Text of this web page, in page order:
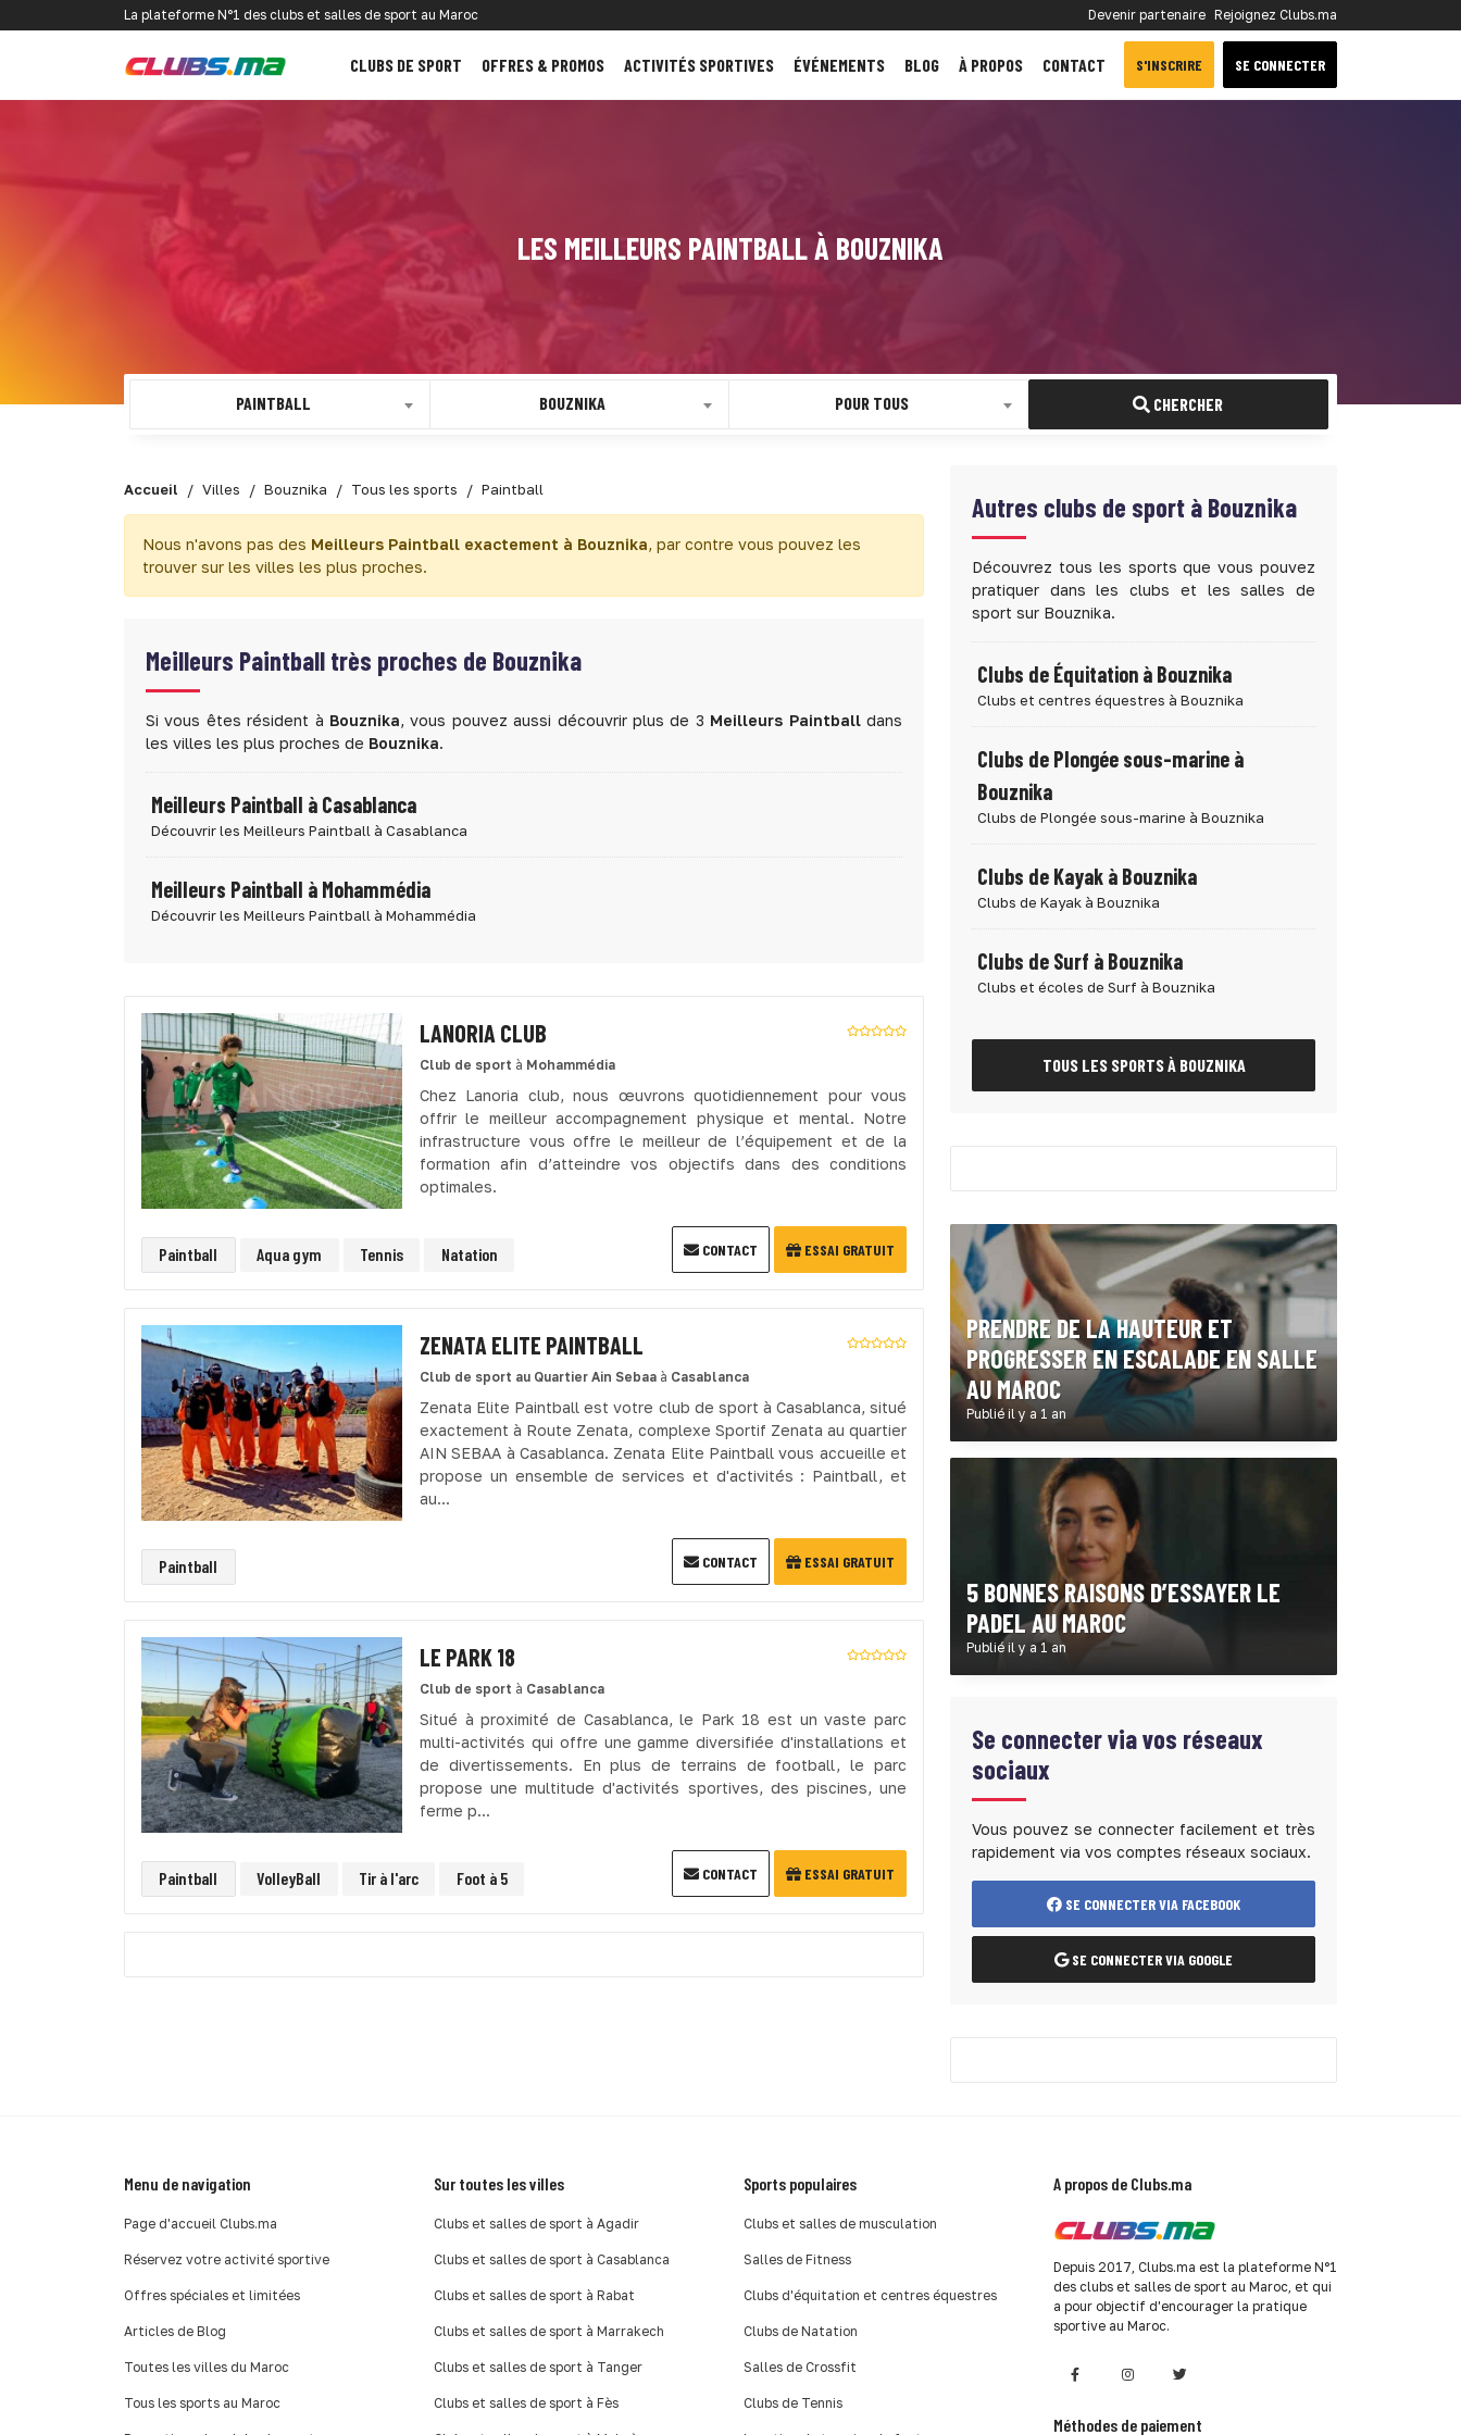
La plateforme N°1 des clubs et salles de sport au Maroc Devenir partenaire Rejoignez Clubs.ma
CLUBS DE SPORT OFFRES & PROMOS ACTIVITÉS SPORTIVES ÉVÉNEMENTS BLOG À PROPOS CONTACT S'INSCRIRE SE CONNECTER
LES MEILLEURS PAINTBALL À BOUZNIKA
PAINTBALL BOUZNIKA POUR TOUS CHERCHER
Accueil Villes Bouznika Tous les sports Paintball
Nous n'avons pas des Meilleurs Paintball exactement à Bouznika, par contre vous pouvez les
trouver sur les villes les plus proches.
Meilleurs Paintball très proches de Bouznika
Si vous êtes résident à Bouznika, vous pouvez aussi découvrir plus de 3 Meilleurs Paintballdans
les villes les plus proches de Bouznika.
Meilleurs Paintball à Casablanca
Découvrir les Meilleurs Paintball à Casablanca
Meilleurs Paintball à Mohammédia
Découvrir les Meilleurs Paintball à Mohammédia
LANORIA CLUB
Club de sport à Mohammédia
Chez Lanoria club, nous œuvrons quotidiennement pour vous
offrir le meilleur accompagnement physique et mental. Notre
infrastructure vous offre le meilleur de l’équipement et de la
formation afin d’atteindre vos objectifs dans des conditions
optimales.
Paintball Aqua gym Tennis Natation CONTACT ESSAI GRATUIT
ZENATA ELITE PAINTBALL
Club de sport au Quartier Ain Sebaa à Casablanca
Zenata Elite Paintball est votre club de sport à Casablanca, situé
exactement à Route Zenata, complexe Sportif Zenata au quartier
AIN SEBAA à Casablanca. Zenata Elite Paintball vous accueille et
propose un ensemble de services et d'activités : Paintball, et
au...
Paintball CONTACT ESSAI GRATUIT
LE PARK 18
Club de sport à Casablanca
Situé à proximité de Casablanca, le Park 18 est un vaste parc
multi-activités qui offre une gamme diversifiée d'installations et
de divertissements. En plus de terrains de football, le parc
propose une multitude d'activités sportives, des piscines, une
ferme p...
Paintball VolleyBall Tir à l'arc Foot à 5 CONTACT ESSAI GRATUIT
Autres clubs de sport à Bouznika
Découvrez tous les sports que vous pouvez
pratiquer dans les clubs et les salles de
sport sur Bouznika.
Clubs de Équitation à Bouznika
Clubs et centres équestres à Bouznika
Clubs de Plongée sous-marine à
Bouznika
Clubs de Plongée sous-marine à Bouznika
Clubs de Kayak à Bouznika
Clubs de Kayak à Bouznika
Clubs de Surf à Bouznika
Clubs et écoles de Surf à Bouznika
TOUS LES SPORTS À BOUZNIKA
PRENDRE DE LA HAUTEUR ET
PROGRESSER EN ESCALADE EN SALLE
AU MAROC
Publié il y a 1 an
5 BONNES RAISONS D’ESSAYER LE
PADEL AU MAROC
Publié il y a 1 an
Se connecter via vos réseaux
sociaux
Vous pouvez se connecter facilement et très
rapidement via vos comptes réseaux sociaux.
SE CONNECTER VIA FACEBOOK
SE CONNECTER VIA GOOGLE
Menu de navigation
Page d'accueil Clubs.ma
Réservez votre activité sportive
Offres spéciales et limitées
Articles de Blog
Toutes les villes du Maroc
Tous les sports au Maroc
Sur toutes les villes
Clubs et salles de sport à Agadir
Clubs et salles de sport à Casablanca
Clubs et salles de sport à Rabat
Clubs et salles de sport à Marrakech
Clubs et salles de sport à Tanger
Clubs et salles de sport à Fès
Sports populaires
Clubs et salles de musculation
Salles de Fitness
Clubs d'équitation et centres équestres
Clubs de Natation
Salles de Crossfit
Clubs de Tennis
A propos de Clubs.ma
Depuis 2017, Clubs.ma est la plateforme N°1
des clubs et salles de sport au Maroc, et qui
a pour objectif d'encourager la pratique
sportive au Maroc.
Méthodes de paiement